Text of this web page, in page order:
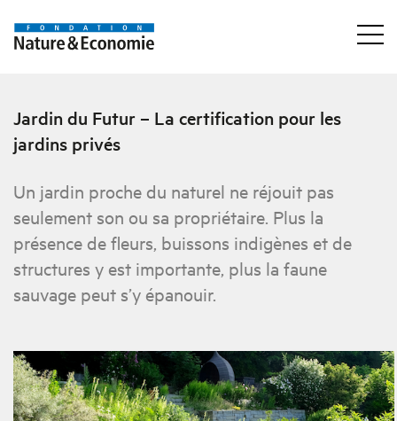
Jardin du Futur – La certification pour les
jardins privés
Un jardin proche du naturel ne réjouit pas
seulement son ou sa propriétaire. Plus la
présence de fleurs, buissons indigènes et de
structures y est importante, plus la faune
sauvage peut s’y épanouir.